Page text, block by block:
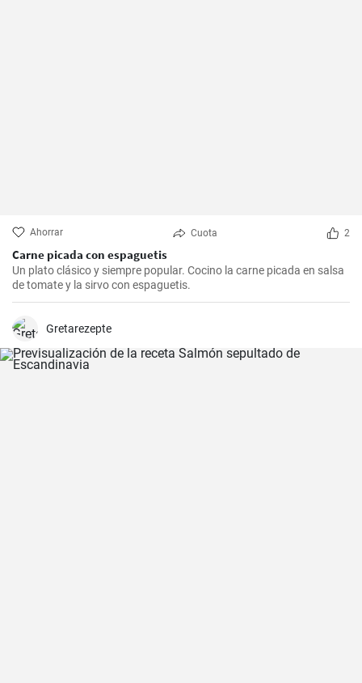
Ahorrar Cuota 2
Carne picada con espaguetis
Un plato clásico y siempre popular. Cocino la carne picada en salsa
de tomate y la sirvo con espaguetis.
Gretarezepte